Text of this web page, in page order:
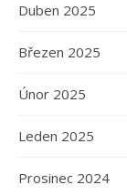
Duben 2025
Březen 2025
Únor 2025
Leden 2025
Prosinec 2024